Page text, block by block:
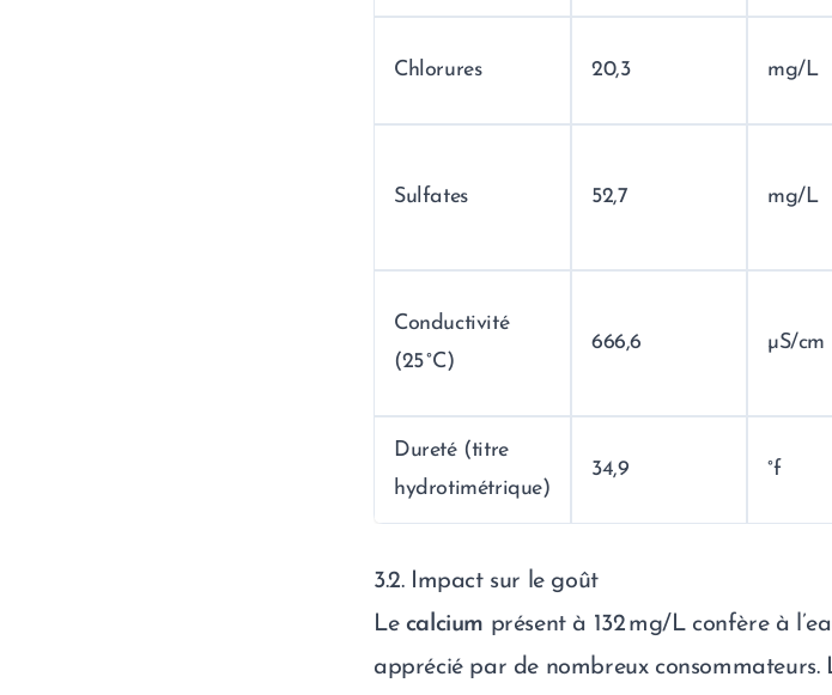
Chlorures 20,3 mg/L
Sulfates 52,7 mg/L
Conductivité
(25 °C)
666,6 µS/cm
Dureté (titre
hydrotimétrique)
34,9 °f
3.2. Impact sur le goût
Le calcium présent à 132 mg/L confère à
apprécié par de nombreux consommateurs.